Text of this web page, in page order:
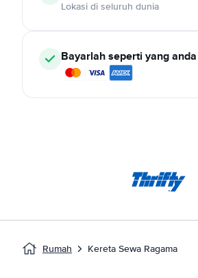
Lokasi di seluruh dunia
Bayarlah seperti yang
Rumah Kereta Sewa Ragama